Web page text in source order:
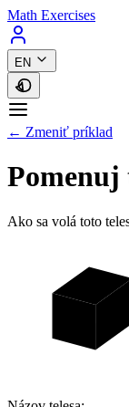
Math Exercises
EN
← Zmeniť príklad
Pomenuj
Ako sa volá toto